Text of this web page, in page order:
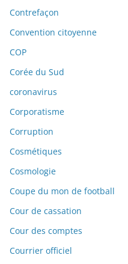
Contrefaçon
Convention citoyenne
COP
Corée du Sud
coronavirus
Corporatisme
Corruption
Cosmétiques
Cosmologie
Coupe du mon de football
Cour de cassation
Cour des comptes
Courrier officiel